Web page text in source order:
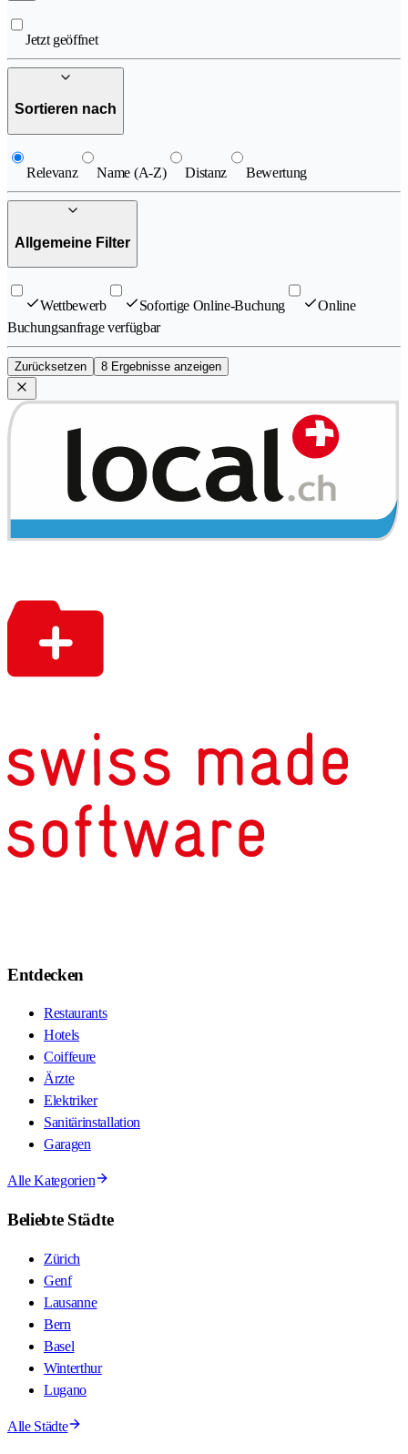
Jetzt geöffnet
Sortieren nach
Relevanz Name (A-Z) Distanz Bewertung
Allgemeine Filter
Wettbewerb Sofortige Online-Buchung
Online
Buchungsanfrage verfügbar
Zurücksetzen 8 Ergebnisse anzeigen
Entdecken
Restaurants
Hotels
Coiffeure
Ärzte
Elektriker
Sanitärinstallation
Garagen
Alle Kategorien
Beliebte Städte
Zürich
Genf
Lausanne
Bern
Basel
Winterthur
Lugano
Alle Städte